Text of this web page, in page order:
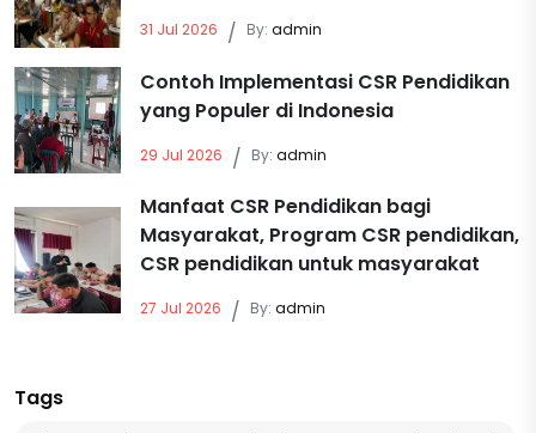
31 Jul 2026 / By: admin
Contoh Implementasi CSR Pendidikan
yang Populer di Indonesia
29 Jul 2026 / By: admin
Manfaat CSR Pendidikan bagi
Masyarakat, Program CSR pendidikan,
CSR pendidikan untuk masyarakat
27 Jul 2026 / By: admin
Tags